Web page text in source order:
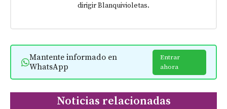
dirigir Blanquivioletas.
Mantente informado en
WhatsApp
Entrar
ahora
Noticias relacionadas